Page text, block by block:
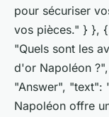
pour sécuriser
vos pièces." } },
"Quels sont les
d'or Napoléon
"Answer", "text":
Napoléon offre